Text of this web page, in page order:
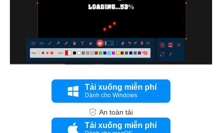
Tải xuống miễn phí
Dành cho Windows
An toàn tải
Tải xuống miễn phí